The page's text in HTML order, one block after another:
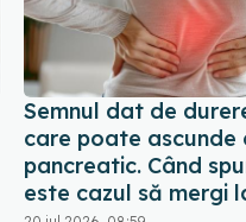
Semnul dat de
care poate ascunde
pancreatic. Când
este cazul să mergi